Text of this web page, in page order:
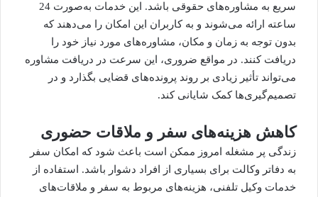
سریع به مشاوره‌های حقوقی باشد. این خدمات به‌صورت 24
ساعته ارائه می‌شوند و به کاربران این امکان را می‌دهند که
بدون توجه به زمان و مکان، مشاوره‌های مورد نیاز خود را
دریافت کنند. در مواقع ضروری، این سرعت در دریافت مشاوره
می‌تواند تأثیر زیادی بر روند پرونده‌های قضایی بگذارد و در
تصمیم‌گیری‌ها کمک شایانی کند.
کاهش هزینه‌های سفر و ملاقات حضوری
زندگی پر مشغله امروز ممکن است باعث شود که امکان سفر
به دفاتر وکالت برای بسیاری از افراد دشوار باشد. استفاده از
خدمات وکیل تلفنی، هزینه‌های مربوط به سفر و ملاقات‌های